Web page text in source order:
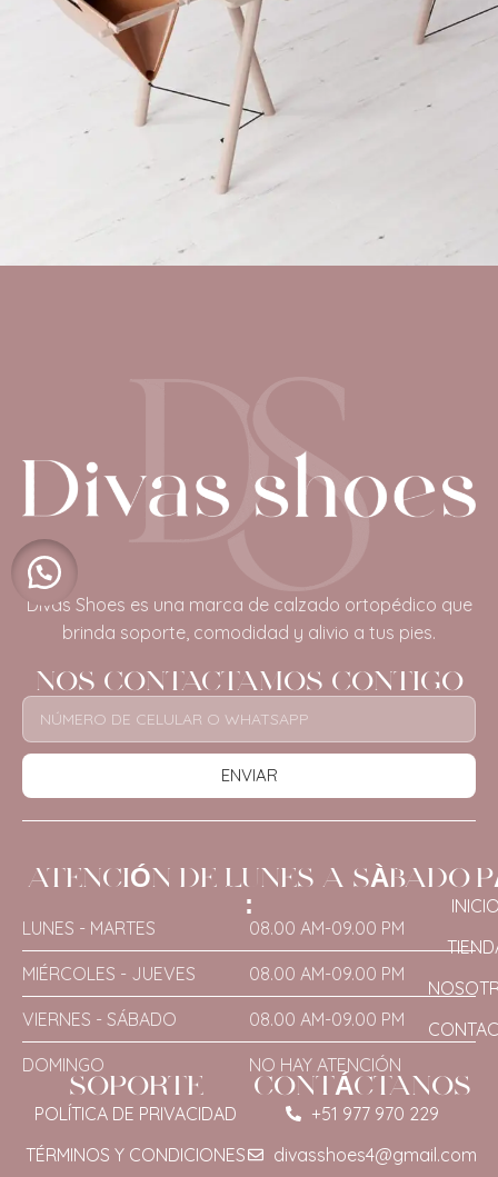
Divas Shoes es una marca de calzado ortopédico que
brinda soporte, comodidad y alivio a tus pies.
NOS CONTACTAMOS CONTIGO
ENVIAR
ATENCIÓN DE LUNES A SÀBADO
:
LUNES - MARTES 08.00 AM-09.00 PM
MIÉRCOLES - JUEVES 08.00 AM-09.00 PM
VIERNES - SÁBADO 08.00 AM-09.00 PM
DOMINGO NO HAY ATENCIÓN
SOPORTE
POLÍTICA DE PRIVACIDAD
TÉRMINOS Y CONDICIONES
CONTÁCTANOS
+51 977 970 229
divasshoes4@gmail.com